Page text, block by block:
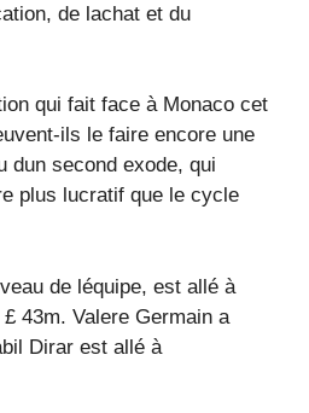
de lachat et du
qui fait face à Monaco cet
ils le faire encore une
dun second exode, qui
plus lucratif que le cycle
de léquipe, est allé à
43m. Valere Germain a
Dirar est allé à